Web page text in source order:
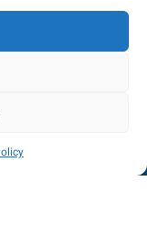
ותשלום יבוצע,
משרד: 03-6715586